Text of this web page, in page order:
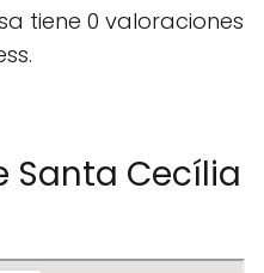
tiene 0 valoraciones
Santa Cecília